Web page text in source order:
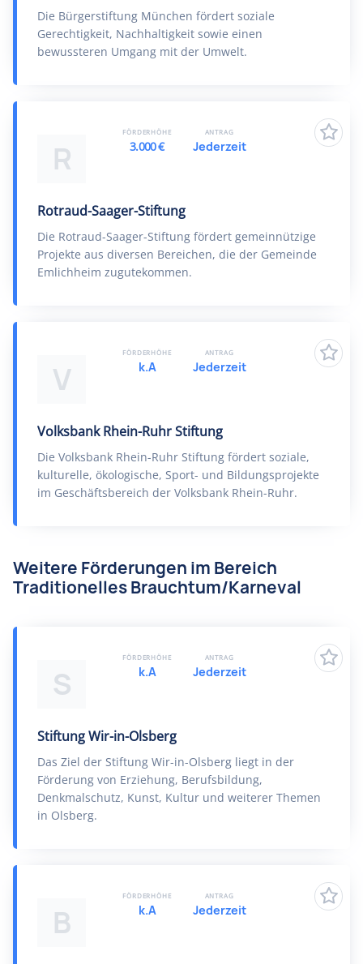
Die Bürgerstiftung München fördert soziale
Gerechtigkeit, Nachhaltigkeit sowie einen
bewussteren Umgang mit der Umwelt.
R
Rotraud-Saager-Stiftung
Die Rotraud-Saager-Stiftung fördert gemeinnützige
Projekte aus diversen Bereichen, die der Gemeinde
Emlichheim zugutekommen.
FÖRDERHÖHE
3.000 €
ANTRAG
Jederzeit
V
Volksbank Rhein-Ruhr Stiftung
Die Volksbank Rhein-Ruhr Stiftung fördert soziale,
kulturelle, ökologische, Sport- und Bildungsprojekte
im Geschäftsbereich der Volksbank Rhein-Ruhr.
FÖRDERHÖHE
k.A
ANTRAG
Jederzeit
Weitere Förderungen im Bereich
Traditionelles Brauchtum/Karneval
S
Stiftung Wir-in-Olsberg
Das Ziel der Stiftung Wir-in-Olsberg liegt in der
Förderung von Erziehung, Berufsbildung,
Denkmalschutz, Kunst, Kultur und weiterer Themen
in Olsberg.
FÖRDERHÖHE
k.A
ANTRAG
Jederzeit
B
FÖRDERHÖHE
k.A
ANTRAG
Jederzeit